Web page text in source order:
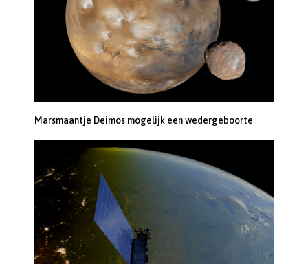
Marsmaantje Deimos mogelijk een wedergeboorte